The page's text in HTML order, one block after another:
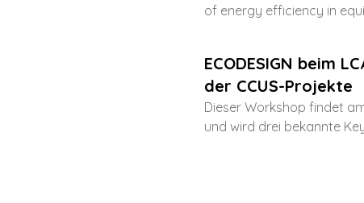
of energy efficiency in
ECODESIGN beim
der CCUS-Projekte
Dieser Workshop findet
und wird drei bekannte